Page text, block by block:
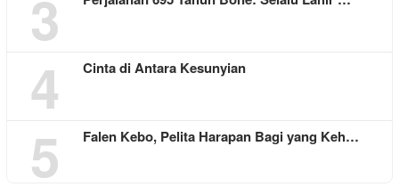
3
4 Cinta di Antara Kesunyian
5 Falen Kebo, Pelita Harapan Bagi yang Keh…